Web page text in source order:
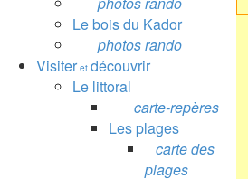
Le bois du Kador
photos rando
Visiter et découvrir
Le littoral
carte-repères
Les plages
carte des
plages